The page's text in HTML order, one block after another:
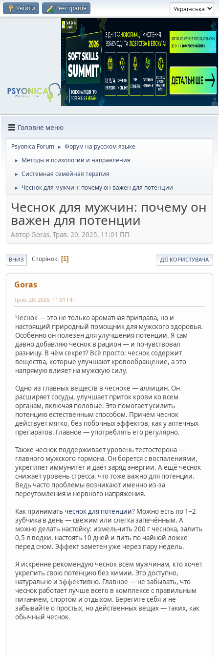
Увійти Реєстрація
Головне меню
Psyonica Forum ► Форум на русском языке
► Методы в психологии и направления
► Системная семейная терапия
► Чеснок для мужчин: почему он важен для потенции
Чеснок для мужчин: почему он
важен для потенции
Автор Goras, Трав. 20, 2025, 11:01 ПП
ВНИЗ Сторінок 1 ДІЇ КОРИСТУВАЧА
Goras
Трав. 20, 2025, 11:01 ПП
Чеснок — это не только ароматная приправа, но и
настоящий природный помощник для мужского здоровья.
Особенно он полезен для улучшения потенции. Я сам
давно добавляю чеснок в рацион — и почувствовал
разницу. В чём секрет? Всё просто: чеснок содержит
вещества, которые улучшают кровообращение, а это
напрямую влияет на мужскую силу.
Одно из главных веществ в чесноке — аллицин. Он
расширяет сосуды, улучшает приток крови ко всем
органам, включая половые. Это помогает усилить
потенцию естественным способом. Причём чеснок
действует мягко, без побочных эффектов, как у аптечных
препаратов. Главное — употреблять его регулярно.
Также чеснок поддерживает уровень тестостерона —
главного мужского гормона. Он борется с воспалениями,
укрепляет иммунитет и даёт заряд энергии. А ещё чеснок
снижает уровень стресса, что тоже важно для потенции.
Ведь часто проблемы возникают именно из-за
переутомления и нервного напряжения.
Как принимать чеснок для потенции? Можно есть по 1–2
зубчика в день — свежим или слегка запечённым. А
можно делать настойку: измельчить 200 г чеснока, залить
0,5 л водки, настоять 10 дней и пить по чайной ложке
перед сном. Эффект заметен уже через пару недель.
Я искренне рекомендую чеснок всем мужчинам, кто хочет
укрепить свою потенцию без химии. Это доступно,
натурально и эффективно. Главное — не забывать, что
чеснок работает лучше всего в комплексе с правильным
питанием, спортом и отдыхом. Берегите себя и не
забывайте о простых, но действенных вещах — таких, как
обычный чеснок.